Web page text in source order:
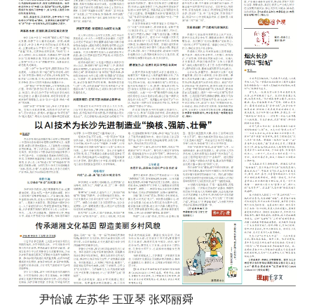
尹怡诚 左苏华 王亚琴 张邓丽舜